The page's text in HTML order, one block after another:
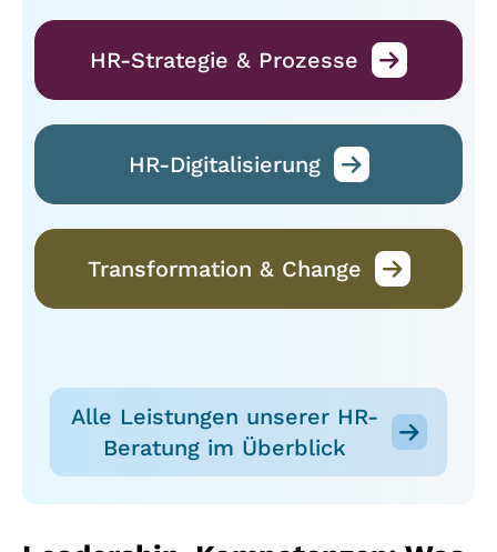
HR-Strategie & Prozesse
HR-Digitalisierung
Transformation & Change
Alle Leistungen unserer HR-
Beratung im Überblick